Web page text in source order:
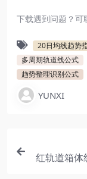
下载遇到问题？
20日均线趋势
多周期轨道线公式
趋势整理识别公式
YUNXI
红轨道箱体